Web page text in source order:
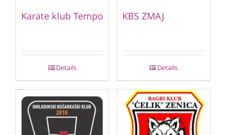
Karate klub Tempo
Details
KBS ZMAJ
Details